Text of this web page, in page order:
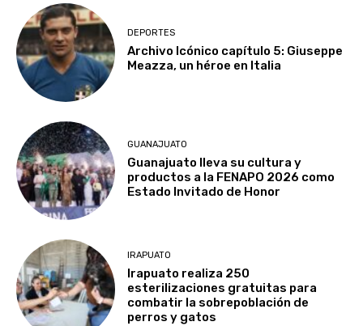
DEPORTES
Archivo Icónico capítulo 5: Giuseppe
Meazza, un héroe en Italia
GUANAJUATO
Guanajuato lleva su cultura y
productos a la FENAPO 2026 como
Estado Invitado de Honor
IRAPUATO
Irapuato realiza 250
esterilizaciones gratuitas para
combatir la sobrepoblación de
perros y gatos